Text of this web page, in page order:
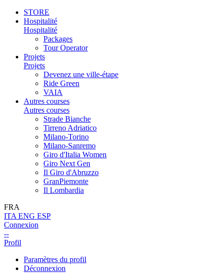
STORE
Hospitalité
Hospitalité
Packages
Tour Operator
Projets
Projets
Devenez une ville-étape
Ride Green
VAIA
Autres courses
Autres courses
Strade Bianche
Tirreno Adriatico
Milano-Torino
Milano-Sanremo
Giro d'Italia Women
Giro Next Gen
Il Giro d'Abruzzo
GranPiemonte
Il Lombardia
FRA
ITA ENG ESP
Connexion
--
Profil
Paramètres du profil
Déconnexion